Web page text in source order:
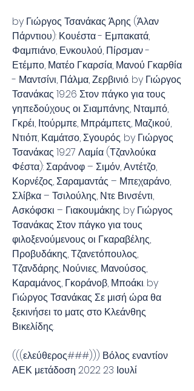
by Γιώργος Τσανάκας Άρης (Άλαν
Πάρντιου): Κουέστα - Εμπακατά,
Φαμπιάνο, Ενκουλού, Πίρσμαν -
Ετέμπο, Ματέο Γκαρσία, Μανού Γκαρθία
- Μαντσίνι, Πάλμα, Ζερβινιό. by Γιώργος
Τσανάκας 19:26 Στον πάγκο για τους
γηπεδούχους οι Σιαμπάνης, Νταμπό,
Γκρέι, Ιτούρμπε, Μπράμπετς, Μαζικού,
Ντιόπ, Καμάτσο, Σγουρός. by Γιώργος
Τσανάκας 19:27 Λαμία (Τζανλούκα
Φέστα): Σαράνοφ – Σιμόν, Αντέτζο,
Κορνέζος, Σαραμαντάς – Μπεχαράνο,
Σλίβκα – Τσιλούλης, Ντε Βινσέντι,
Ασκόφσκι – Γιακουμάκης. by Γιώργος
Τσανάκας Στον πάγκο για τους
φιλοξενούμενους οι Γκαραβέλης,
Προβυδάκης, Τζανετόπουλος,
Τζανδάρης, Νούνιες, Μανούσος,
Καραμάνος, Γκοράνοβ, Μποάκι. by
Γιώργος Τσανάκας Σε μισή ώρα θα
ξεκινήσει το ματς στο Κλεάνθης
Βικελίδης.
(((ελεύθερος###))) Βόλος εναντίον
ΑΕΚ μετάδοση 2022 23 Ιουλί